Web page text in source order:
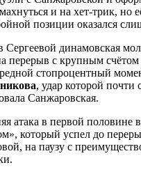
и на хет-трик, но
позиции оказался
Сергеевой динамовская
перерыв с крупным счётом
стопроцентный
, удар которой почти
Санжаровская.
атака в первой половине
который успел до
на паузу с